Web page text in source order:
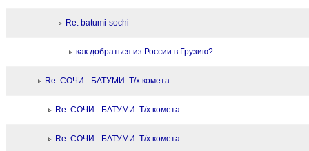
Re: batumi-sochi
как добраться из России в Грузию?
Re: СОЧИ - БАТУМИ. Т/х.комета
Re: СОЧИ - БАТУМИ. Т/х.комета
Re: СОЧИ - БАТУМИ. Т/х.комета